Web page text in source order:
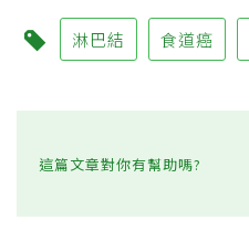
淋巴結 食道癌
這篇文章對你有幫助嗎?